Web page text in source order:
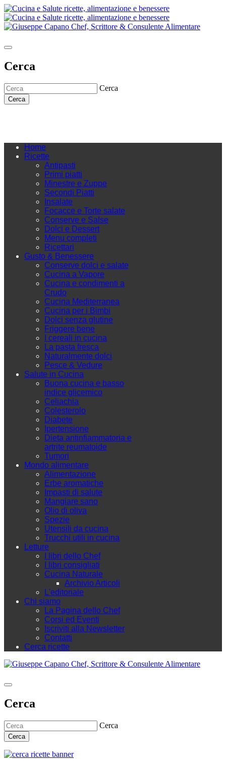
Cerca
Cerca
Cerca
Home
Ricette
Antipasti
Primi piatti
Minestre e Zuppe
Secondi Piatti
Insalate
Focacce e Torte salate
Conserve e Salse
Dolci e Dessert
Menu completi
Ricettari
Gusto & Benessere
Conserve dolci e salate
Cucina a Vapore
Cucina e condimenti a
Crudo
Cucina Mediterranea
Cucina per i Bimbi
Dolci senza glutine
Friggere bene
I cereali in cucina
La pasta fresca
Naturalmente dolci
Pesce & Vedure
Salute in Cucina
Buona cucina e basso
indice glicemico
Celiachia
Colesterolo
Diabete
Ipertensione
Dieta antinfiammatoria e
artrite reumatoide
Tumori
Mondo alimentare
Alimentazione
Erbe aromatiche
Impasti di salute
Mangiare sano
Olio di oliva
Spezie
Utensili da cucina
Trucchi utili in cucina
Letture
I libri dello Chef
I libri consigliati
Cucina Naturale
Archivio Articoli
L'editoriale
Chi siamo
La Pagina dello Chef
Corsi ed Eventi
Iscriviti alla Newsletter
Contatti
Cerca ricette
Cerca
Cerca
Cerca